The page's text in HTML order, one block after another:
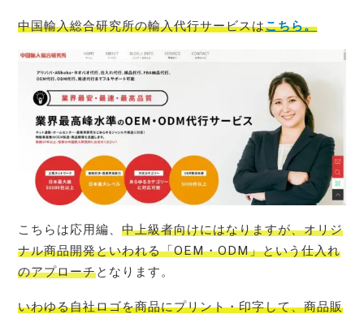
中国輸入総合研究所の輸入代行サービスはこちら。
こちらは応用編、中上級者向けにはなりますが、オリジ
ナル商品開発といわれる「OEM・ODM」という仕入れ
のアプローチとなります。
いわゆる自社ロゴを商品にプリント・印字して、商品販